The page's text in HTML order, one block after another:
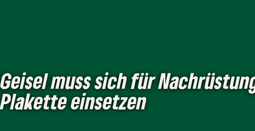
Geisel muss sich für
Plakette einsetzen